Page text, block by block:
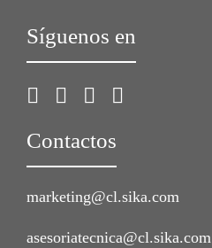
Síguenos en
Contactos
marketing@cl.sika.com
asesoriatecnica@cl.sika.com